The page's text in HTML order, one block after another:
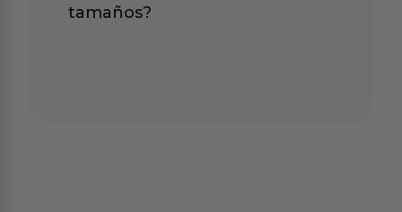
tamaños?